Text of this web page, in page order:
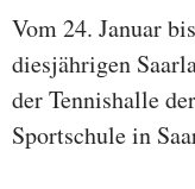
Vom 24. Januar
diesjährigen
der Tennishalle
Sportschule in